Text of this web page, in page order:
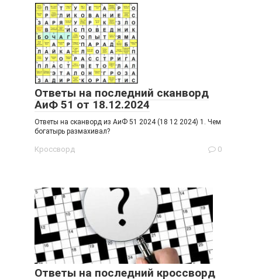
Ответы на последний сканворд
АиФ 51 от 18.12.2024
Ответы на сканворд из АиФ 51 2024 (18 12 2024) 1. Чем
богатырь размахивал?
Кроссворд 0
Ответы на последний кроссворд